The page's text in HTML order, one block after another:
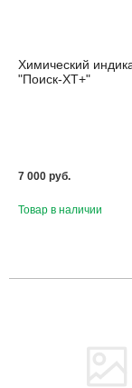
Химический
"Поиск-ХТ+"
7 000 pуб.
Товар в наличии